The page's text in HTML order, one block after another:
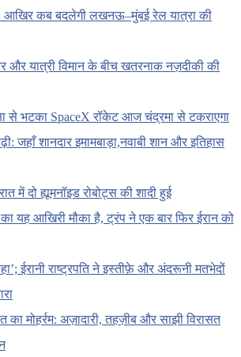
कब बदलेगी लखनऊ–मुंबई रेल यात्रा की
और यात्री विमान के बीच खतरनाक नज़दीकी की
से भटका SpaceX रॉकेट आज चंद्रमा से टकराएगा
जहाँ शानदार इमामबाड़ा,नवाबी शान और इतिहास
में दो ह्यूमनॉइड रोबोट्स की शादी हुई
यह आखिरी मौका है, ट्रंप ने एक बार फिर ईरान को
ईरानी राष्ट्रपति ने इस्तीफ़े और अंदरूनी मतभेदों
का मोहर्रम: अज़ादारी, तहज़ीब और साझी विरासत